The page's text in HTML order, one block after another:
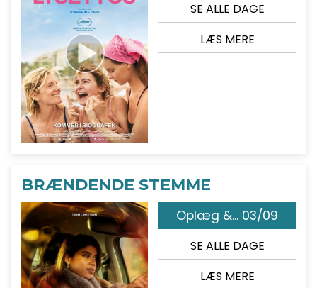
SE ALLE DAGE
LÆS MERE
BRÆNDENDE STEMME
Oplæg &... 03/09
SE ALLE DAGE
LÆS MERE